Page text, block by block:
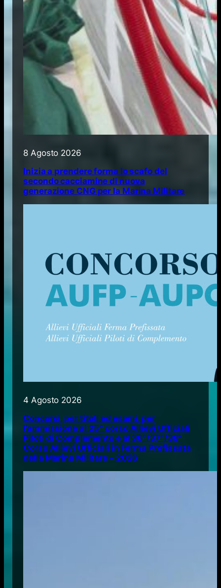
8 Agosto 2026
Inizia a prendere forma lo scafo del
secondo cacciamine di nuova
generazione CNG per la Marina Militare
4 Agosto 2026
Concorsi, per titoli ed esami, per
l’ammissione al 25° corso Allievi Ufficiali
Piloti di Complemento e al 36°/37°/38°
Corso Allievi Ufficiali in Ferma Prefissata
della Marina Militare – 2026